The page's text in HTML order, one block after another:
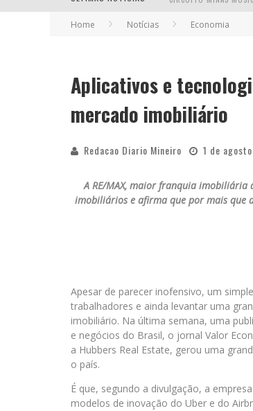
YAN TRAZ A TURNÊ
Home Notícias Economia
Aplicativos e
mercado imobiliário
Redacao Diario Mineiro 1 de
A RE/MAX, maior franquia imobiliária
imobiliários e afirma que por mais que
Apesar de parecer inofensivo, um
trabalhadores e ainda levantar uma
imobiliário. Na última semana, uma
e negócios do Brasil, o jornal Valor
a Hubbers Real Estate, gerou uma
o país.
É que, segundo a divulgação, a
modelos de inovação do Uber e do